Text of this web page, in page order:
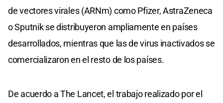
de vectores virales (ARNm) como Pfizer, AstraZeneca
o Sputnik se distribuyeron ampliamente en países
desarrollados, mientras que las de virus inactivados se
comercializaron en el resto de los países.
De acuerdo a The Lancet, el trabajo realizado por el